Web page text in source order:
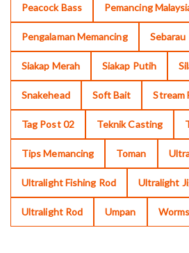
Peacock Bass Pemancing
Pengalaman Memancing Sebarau
Siakap Merah Siakap Putih
Snakehead Soft Bait Stream
Tag Post 02 Teknik Casting
Tips Memancing Toman
Ultralight Fishing Rod Ultralight
Ultralight Rod Umpan Worms